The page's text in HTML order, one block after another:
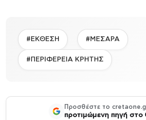
#ΕΚΘΕΣΗ #ΜΕΣΑΡΑ
#ΠΕΡΙΦΕΡΕΙΑ ΚΡΗΤΗΣ
Προσθέστε το
προτιμώμενη πηγή στο